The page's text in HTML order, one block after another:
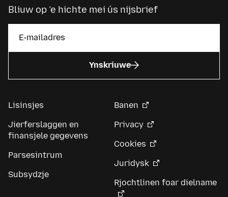
Bliuw op ’e hichte mei ús nijsbrief
Ynskriuwe
Lisinsjes
Jierferslaggen en
finansjele gegevens
Parsesintrum
Subsydzje
Banen
Privacy
Cookies
Juridysk
Rjochtlinen foar dielname